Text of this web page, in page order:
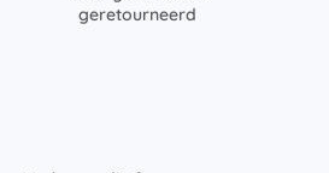
geretourneerd